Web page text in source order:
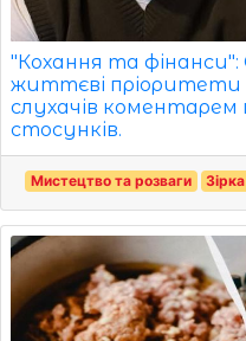
"Кохання та фінанси":
життєві пріоритети
слухачів
стосунків.
Мистецтво та розваги Зірка